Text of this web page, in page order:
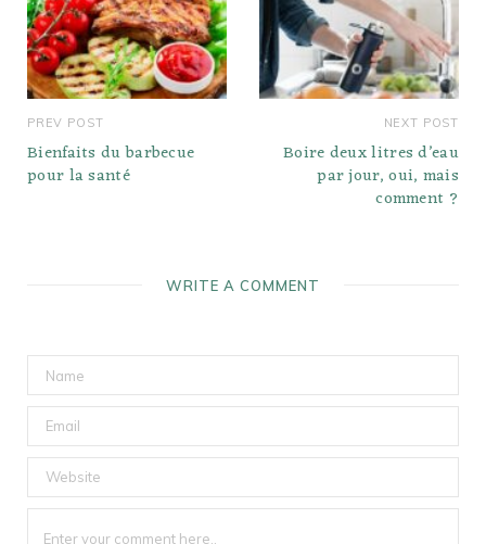
PREV POST
Bienfaits du barbecue
pour la santé
NEXT POST
Boire deux litres d’eau
par jour, oui, mais
comment ?
WRITE A COMMENT